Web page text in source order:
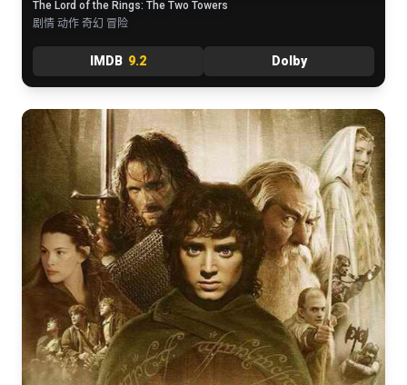
The Lord of the Rings: The Two Towers
剧情 动作 奇幻 冒险
IMDB 9.2 Dolby